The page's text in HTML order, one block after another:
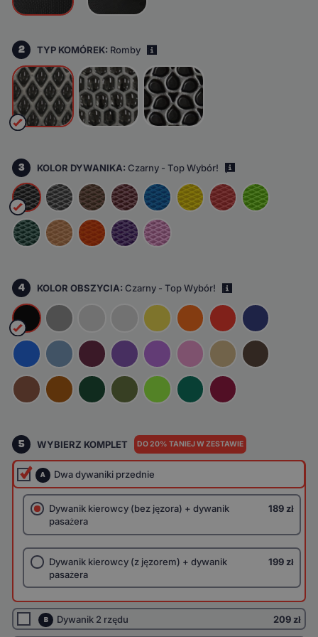
2 TYP KOMÓREK: Romby
3 KOLOR DYWANIKA:Czarny - Top Wybór! i
4 KOLOR OBSZYCIA:Czarny - Top Wybór!
5 WYBIERZ KOMPLET DO 20% TANIEJ W ZESTAWIE
A Dwa dywaniki przednie
Dywanik kierowcy (bez jęzora) + dywanik
pasażera
189 zł
Dywanik kierowcy (z jęzorem) + dywanik
pasażera
199 zł
B Dywanik 2 rzędu 209 zł